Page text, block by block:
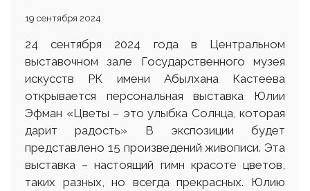
19 сентября 2024
24 сентября 2024 года в Центральном
выставочном зале Государственного музея
искусств РК имени Абылхана Кастеева
открывается персональная выставка Юлии
Эфман «Цветы – это улыбка Солнца, которая
дарит радость» В экспозиции будет
представлено 15 произведений живописи. Эта
выставка – настоящий гимн красоте цветов,
таких разных, но всегда прекрасных. Юлию